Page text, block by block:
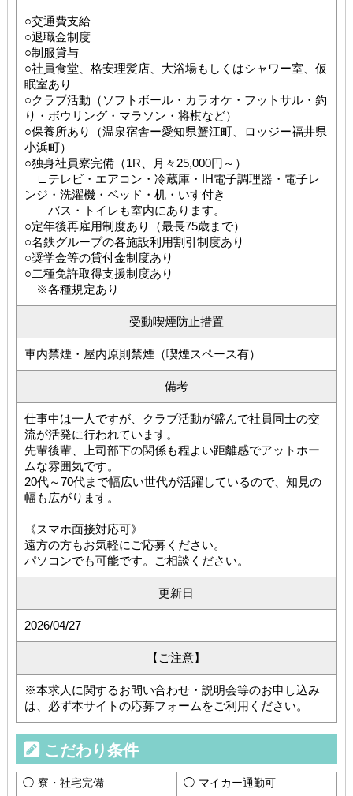
○交通費支給
○退職金制度
○制服貸与
○社員食堂、格安理髪店、大浴場もしくはシャワー室、仮
眠室あり
○クラブ活動（ソフトボール・カラオケ・フットサル・釣
り・ボウリング・マラソン・将棋など）
○保養所あり（温泉宿舎ー愛知県蟹江町、ロッジー福井県
小浜町）
○独身社員寮完備（1R、月々25,000円～）
∟テレビ・エアコン・冷蔵庫・IH電子調理器・電子レ
ンジ・洗濯機・ベッド・机・いす付き
バス・トイレも室内にあります。
○定年後再雇用制度あり（最長75歳まで）
○名鉄グループの各施設利用割引制度あり
○奨学金等の貸付金制度あり
○二種免許取得支援制度あり
※各種規定あり
受動喫煙防止措置
車内禁煙・屋内原則禁煙（喫煙スペース有）
備考
仕事中は一人ですが、クラブ活動が盛んで社員同士の交
流が活発に行われています。
先輩後輩、上司部下の関係も程よい距離感でアットホー
ムな雰囲気です。
20代～70代まで幅広い世代が活躍しているので、知見の
幅も広がります。
《スマホ面接対応可》
遠方の方もお気軽にご応募ください。
パソコンでも可能です。ご相談ください。
更新日
2026/04/27
【ご注意】
※本求人に関するお問い合わせ・説明会等のお申し込み
は、必ず本サイトの応募フォームをご利用ください。
こだわり条件
寮・社宅完備 マイカー通勤可